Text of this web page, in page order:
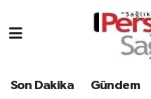
Son Dakika Gündem
Gündem
Nöbetçi Eczaneler
Hava Durumu